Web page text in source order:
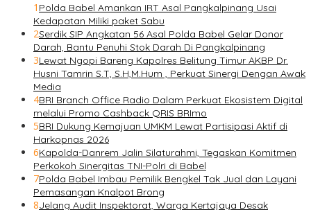
1 Polda Babel Amankan IRT Asal Pangkalpinang Usai
Kedapatan Miliki paket Sabu
2Serdik SIP Angkatan 56 Asal Polda Babel Gelar Donor
Darah, Bantu Penuhi Stok Darah Di Pangkalpinang
3Lewat Ngopi Bareng Kapolres Belitung Timur AKBP Dr.
Husni Tamrin S.T, S.H,M.Hum , Perkuat Sinergi Dengan Awak
Media
4BRI Branch Office Radio Dalam Perkuat Ekosistem Digital
melalui Promo Cashback QRIS BRImo
5BRI Dukung Kemajuan UMKM Lewat Partisipasi Aktif di
Harkopnas 2026
6Kapolda-Danrem Jalin Silaturahmi, Tegaskan Komitmen
Perkokoh Sinergitas TNI-Polri di Babel
7Polda Babel Imbau Pemilik Bengkel Tak Jual dan Layani
Pemasangan Knalpot Brong
8Jelang Audit Inspektorat, Warga Kertajaya Desak